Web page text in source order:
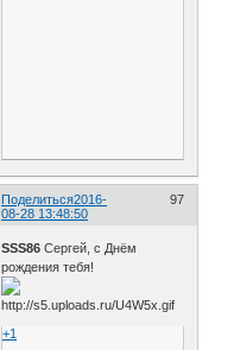
Поделиться 97
2016-
08-28 13:48:50
SSS86 Сергей, с Днём
рождения тебя!
+1